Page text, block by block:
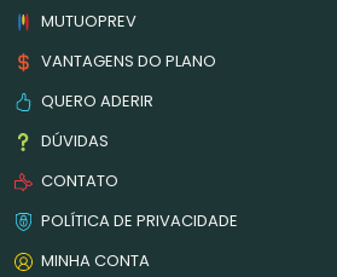
MUTUOPREV
VANTAGENS DO PLANO
QUERO ADERIR
DÚVIDAS
CONTATO
POLÍTICA DE PRIVACIDADE
MINHA CONTA